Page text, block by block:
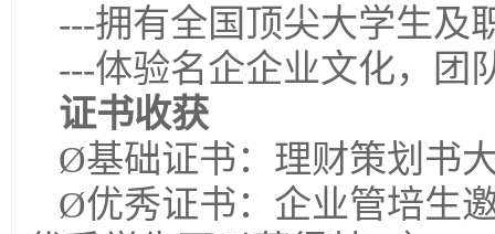
---拥有全国顶尖大学生及
---体验名企企业文化，团
证书收获
Ø基础证书：理财策划书
Ø优秀证书：企业管培生